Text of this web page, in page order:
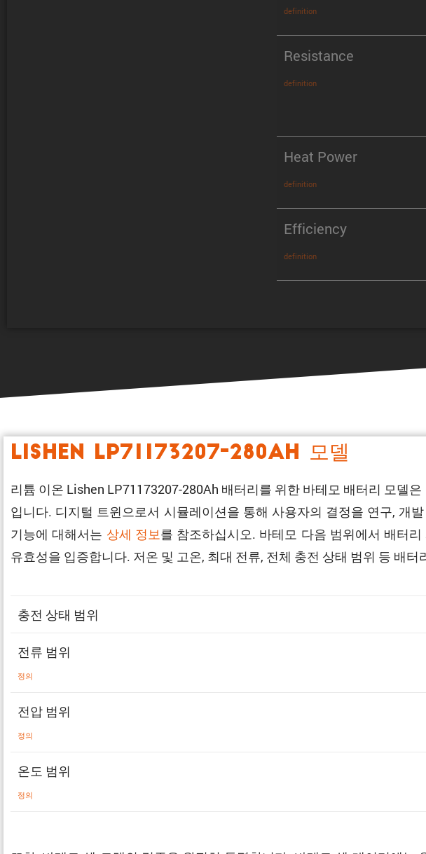
definition
Resistance
definition
Heat Power
definition
Efficiency
definition
Lishen LP71173207-280Ah 모델
리튬 이온 Lishen LP71173207-280Ah 배터리를 위한 바테모 배터리 모델
입니다. 디지털 트윈으로서 시뮬레이션을 통해 사용자의 결정을 연구, 개
기능에 대해서는 상세 정보를 참조하십시오. 바테모 다음 범위에서 배터
유효성을 입증합니다. 저온 및 고온, 최대 전류, 전체 충전 상태 범위 등 배
충전 상태 범위
전류 범위
정의
전압 범위
정의
온도 범위
정의